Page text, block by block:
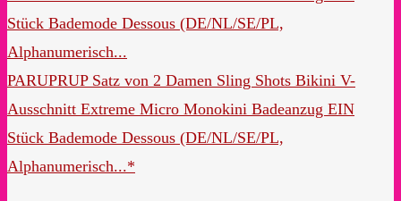
PARUPRUP Satz von 2 Damen Sling Shots Bikini V-
Ausschnitt Extreme Micro Monokini Badeanzug EIN
Stück Bademode Dessous (DE/NL/SE/PL,
Alphanumerisch...*